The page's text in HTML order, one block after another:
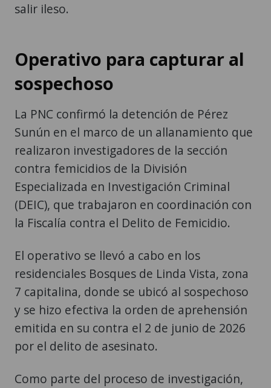
salir ileso.
Operativo para capturar al
sospechoso
La PNC confirmó la detención de Pérez
Sunún en el marco de un allanamiento que
realizaron investigadores de la sección
contra femicidios de la División
Especializada en Investigación Criminal
(DEIC), que trabajaron en coordinación con
la Fiscalía contra el Delito de Femicidio.
El operativo se llevó a cabo en los
residenciales Bosques de Linda Vista, zona
7 capitalina, donde se ubicó al sospechoso
y se hizo efectiva la orden de aprehensión
emitida en su contra el 2 de junio de 2026
por el delito de asesinato.
Como parte del proceso de investigación,